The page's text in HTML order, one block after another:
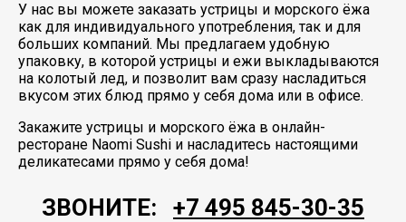
У нас вы можете заказать устрицы и морского ёжа
как для индивидуального употребления, так и для
больших компаний. Мы предлагаем удобную
упаковку, в которой устрицы и ежи выкладываются
на колотый лед, и позволит вам сразу насладиться
вкусом этих блюд прямо у себя дома или в офисе.
Закажите устрицы и морского ёжа в онлайн-
ресторане Naomi Sushi и насладитесь настоящими
деликатесами прямо у себя дома!
ЗВОНИТЕ: +7 495 845-30-35